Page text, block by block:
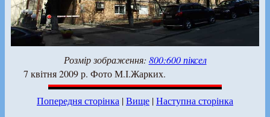
Розмір зображення: 800:600 піксел
7 квітня 2009 р. Фото М.І.Жарких.
Попередня сторінка |Вище |Наступна сторінка